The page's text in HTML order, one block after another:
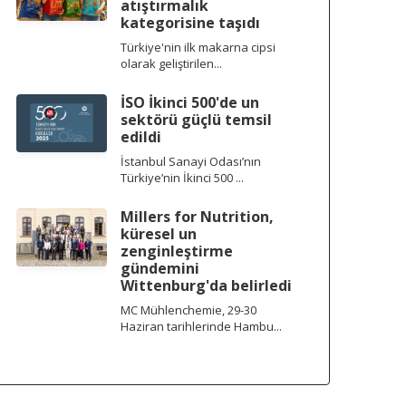
atıştırmalık
kategorisine taşıdı
Türkiye'nin ilk makarna cipsi
olarak geliştirilen...
İSO İkinci 500'de un
sektörü güçlü temsil
edildi
İstanbul Sanayi Odası’nın
Türkiye’nin İkinci 500 ...
Millers for Nutrition,
küresel un
zenginleştirme
gündemini
Wittenburg'da belirledi
MC Mühlenchemie, 29-30
Haziran tarihlerinde Hambu...